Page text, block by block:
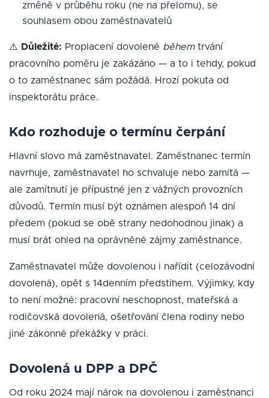
změně v průběhu roku (ne na přelomu), se
souhlasem obou zaměstnavatelů
⚠️ Důležité: Proplacení dovolené běhemtrvání
pracovního poměru je zakázáno — a to i tehdy, pokud
o to zaměstnanec sám požádá. Hrozí pokuta od
inspektorátu práce.
Kdo rozhoduje o termínu čerpání
Hlavní slovo má zaměstnavatel. Zaměstnanec termín
navrhuje, zaměstnavatel ho schvaluje nebo zamítá —
ale zamítnutí je přípustné jen z vážných provozních
důvodů. Termín musí být oznámen alespoň 14 dní
předem (pokud se obě strany nedohodnou jinak) a
musí brát ohled na oprávněné zájmy zaměstnance.
Zaměstnavatel může dovolenou i nařídit (celozávodní
dovolená), opět s 14denním předstihem. Výjimky, kdy
to není možné: pracovní neschopnost, mateřská a
rodičovská dovolená, ošetřování člena rodiny nebo
jiné zákonné překážky v práci.
Dovolená u DPP a DPČ
Od roku 2024 mají nárok na dovolenou i zaměstnanci